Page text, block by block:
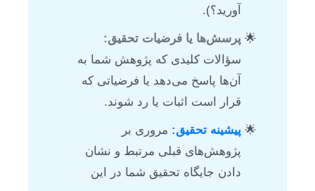
آورید؟).
پرسش‌ها یا فرضیات تحقیق:
سؤالات کلیدی که پژوهش شما به
آن‌ها پاسخ می‌دهد یا فرضیاتی که
قرار است اثبات یا رد شوند.
پیشینه تحقیق: مروری بر
پژوهش‌های قبلی مرتبط و نشان
دادن جایگاه تحقیق شما در این